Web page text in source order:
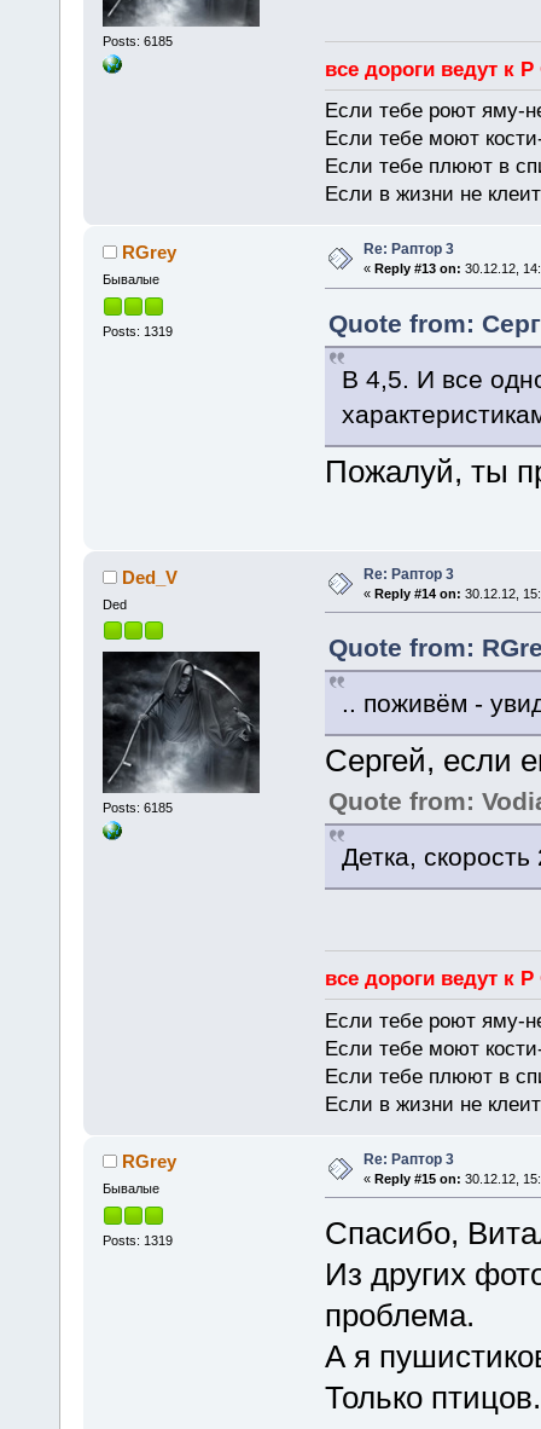
Posts: 6185
все дороги ведут к
Если тебе роют яму-
Если тебе моют
Если тебе плюют в
Если в жизни не
RGrey
Бывалые
Posts: 1319
Re: Раптор 3
« Reply #13 on: 30.12.12,
Quote from:
В 4,5. И все
Пожалуй, ты
Ded_V
Ded
Posts: 6185
Re: Раптор 3
« Reply #14 on: 30.12.12,
Quote from:
.. поживём -
Сергей, если
Quote from:
Детка,
все дороги ведут к
Если тебе роют яму-
Если тебе моют
Если тебе плюют в
Если в жизни не
RGrey
Бывалые
Posts: 1319
Re: Раптор 3
« Reply #15 on: 30.12.12,
Спасибо,
Из других
проблема.
А я
Только птицов.